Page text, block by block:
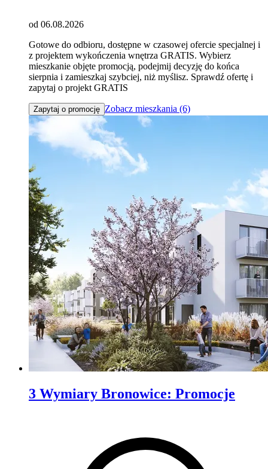
od 06.08.2026
Gotowe do odbioru, dostępne w czasowej ofercie specjalnej i
z projektem wykończenia wnętrza GRATIS. Wybierz
mieszkanie objęte promocją, podejmij decyzję do końca
sierpnia i zamieszkaj szybciej, niż myślisz. Sprawdź ofertę i
zapytaj o projekt GRATIS
Zapytaj o promocję Zobacz mieszkania (6)
3 Wymiary Bronowice: Promocje